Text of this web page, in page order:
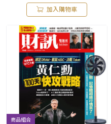
加入購物車
商品組合